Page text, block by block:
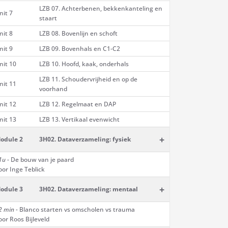
7
LZB 07. Achterbenen, bekkenkanteling en
staart
8
LZB 08. Bovenlijn en schoft
9
LZB 09. Bovenhals en C1-C2
10
LZB 10. Hoofd, kaak, onderhals
11
LZB 11. Schoudervrijheid en op de
voorhand
12
LZB 12. Regelmaat en DAP
13
LZB 13. Vertikaal evenwicht
2 3H02. Dataverzameling: fysiek +
- De bouw van je paard
Inge Teblick
3 3H02. Dataverzameling: mentaal +
min - Blanco starten vs omscholen vs trauma
Roos Bijleveld